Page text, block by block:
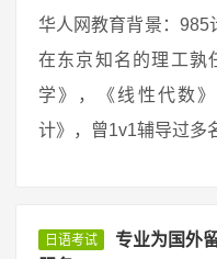
华人网教育背景：985
在东京知名的理工孰
学》，《线性代数
计》，曾1v1辅导过多
日语考试
专业为国外